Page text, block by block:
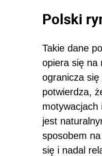
Polski
Takie dane
opiera się na
ogranicza się
potwierdza,
motywacjach
jest
sposobem
się i nadal